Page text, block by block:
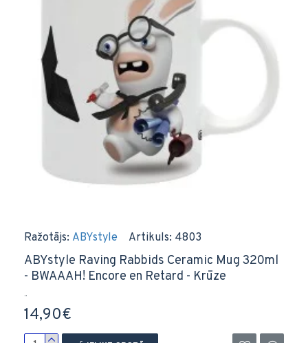
Ražotājs: ABYstyle Artikuls: 4803
ABYstyle Raving Rabbids Ceramic Mug 320ml
- BWAAAH! Encore en Retard - Krūze
..
14,90€